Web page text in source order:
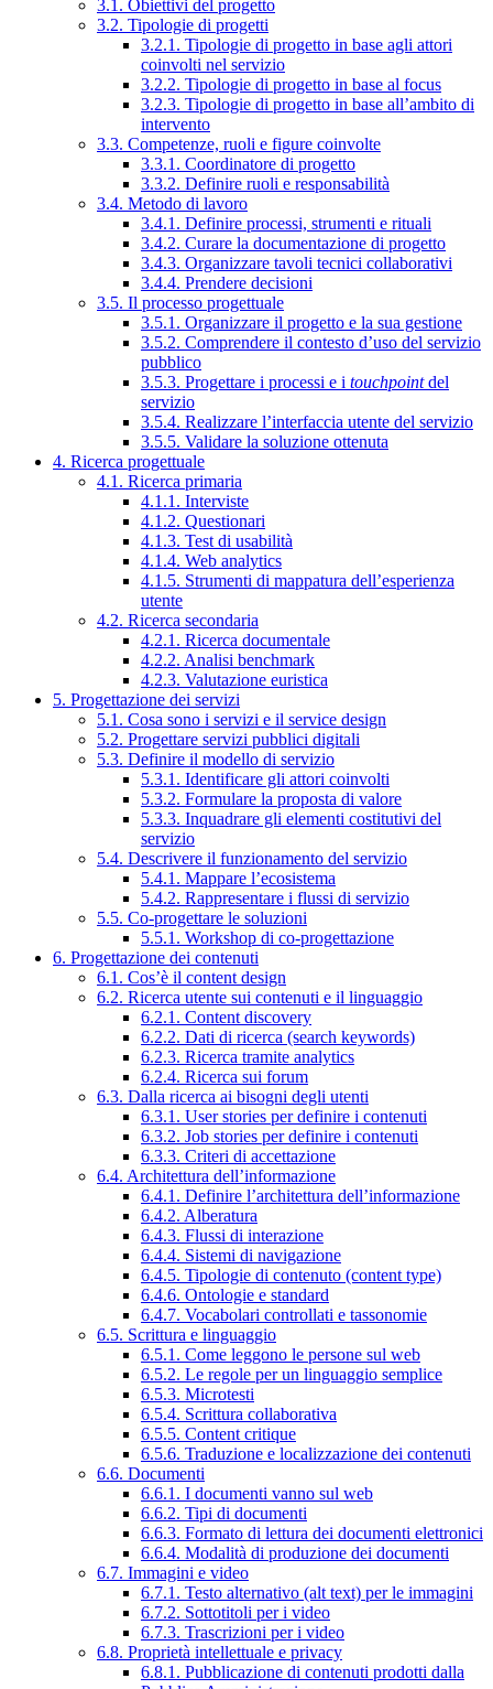
3.1. Obiettivi del progetto
3.2. Tipologie di progetti
3.2.1. Tipologie di progetto in base agli attori
coinvolti nel servizio
3.2.2. Tipologie di progetto in base al focus
3.2.3. Tipologie di progetto in base all’ambito di
intervento
3.3. Competenze, ruoli e figure coinvolte
3.3.1. Coordinatore di progetto
3.3.2. Definire ruoli e responsabilità
3.4. Metodo di lavoro
3.4.1. Definire processi, strumenti e rituali
3.4.2. Curare la documentazione di progetto
3.4.3. Organizzare tavoli tecnici collaborativi
3.4.4. Prendere decisioni
3.5. Il processo progettuale
3.5.1. Organizzare il progetto e la sua gestione
3.5.2. Comprendere il contesto d’uso del servizio
pubblico
3.5.3. Progettare i processi e i touchpointdel
servizio
3.5.4. Realizzare l’interfaccia utente del servizio
3.5.5. Validare la soluzione ottenuta
4. Ricerca progettuale
4.1. Ricerca primaria
4.1.1. Interviste
4.1.2. Questionari
4.1.3. Test di usabilità
4.1.4. Web analytics
4.1.5. Strumenti di mappatura dell’esperienza
utente
4.2. Ricerca secondaria
4.2.1. Ricerca documentale
4.2.2. Analisi benchmark
4.2.3. Valutazione euristica
5. Progettazione dei servizi
5.1. Cosa sono i servizi e il service design
5.2. Progettare servizi pubblici digitali
5.3. Definire il modello di servizio
5.3.1. Identificare gli attori coinvolti
5.3.2. Formulare la proposta di valore
5.3.3. Inquadrare gli elementi costitutivi del
servizio
5.4. Descrivere il funzionamento del servizio
5.4.1. Mappare l’ecosistema
5.4.2. Rappresentare i flussi di servizio
5.5. Co-progettare le soluzioni
5.5.1. Workshop di co-progettazione
6. Progettazione dei contenuti
6.1. Cos’è il content design
6.2. Ricerca utente sui contenuti e il linguaggio
6.2.1. Content discovery
6.2.2. Dati di ricerca (search keywords)
6.2.3. Ricerca tramite analytics
6.2.4. Ricerca sui forum
6.3. Dalla ricerca ai bisogni degli utenti
6.3.1. User stories per definire i contenuti
6.3.2. Job stories per definire i contenuti
6.3.3. Criteri di accettazione
6.4. Architettura dell’informazione
6.4.1. Definire l’architettura dell’informazione
6.4.2. Alberatura
6.4.3. Flussi di interazione
6.4.4. Sistemi di navigazione
6.4.5. Tipologie di contenuto (content type)
6.4.6. Ontologie e standard
6.4.7. Vocabolari controllati e tassonomie
6.5. Scrittura e linguaggio
6.5.1. Come leggono le persone sul web
6.5.2. Le regole per un linguaggio semplice
6.5.3. Microtesti
6.5.4. Scrittura collaborativa
6.5.5. Content critique
6.5.6. Traduzione e localizzazione dei contenuti
6.6. Documenti
6.6.1. I documenti vanno sul web
6.6.2. Tipi di documenti
6.6.3. Formato di lettura dei documenti elettronici
6.6.4. Modalità di produzione dei documenti
6.7. Immagini e video
6.7.1. Testo alternativo (alt text) per le immagini
6.7.2. Sottotitoli per i video
6.7.3. Trascrizioni per i video
6.8. Proprietà intellettuale e privacy
6.8.1. Pubblicazione di contenuti prodotti dalla